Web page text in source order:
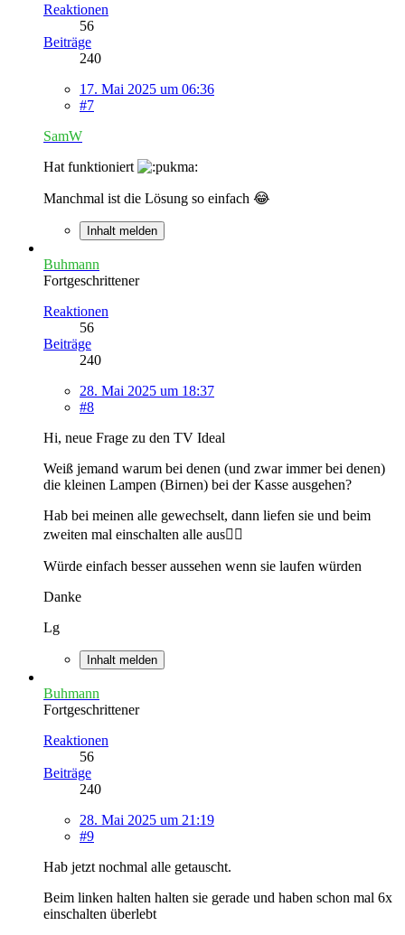
Reaktionen
56
Beiträge
240
17. Mai 2025 um 06:36
#7
SamW
Hat funktioniert
Manchmal ist die Lösung so einfach 😂
Inhalt melden
Buhmann
Fortgeschrittener
Reaktionen
56
Beiträge
240
28. Mai 2025 um 18:37
#8
Hi, neue Frage zu den TV Ideal
Weiß jemand warum bei denen (und zwar immer bei denen)
die kleinen Lampen (Birnen) bei der Kasse ausgehen?
Hab bei meinen alle gewechselt, dann liefen sie und beim
zweiten mal einschalten alle aus🤷‍♂️
Würde einfach besser aussehen wenn sie laufen würden
Danke
Lg
Inhalt melden
Buhmann
Fortgeschrittener
Reaktionen
56
Beiträge
240
28. Mai 2025 um 21:19
#9
Hab jetzt nochmal alle getauscht.
Beim linken halten halten sie gerade und haben schon mal 6x
einschalten überlebt